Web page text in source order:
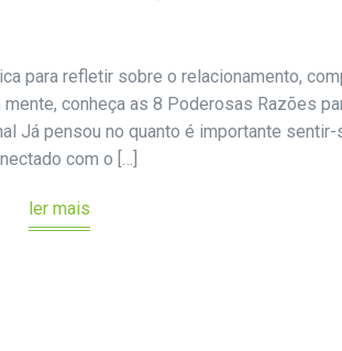
para refletir sobre o relacionamento,
conheça as 8 Poderosas Razões
Já pensou no quanto é importante
com o […]
ler mais